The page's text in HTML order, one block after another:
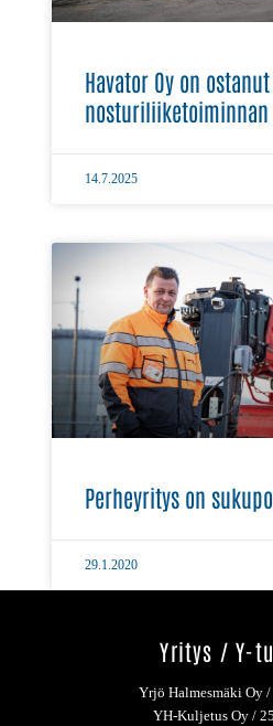
Havator Oy on
nosturiliiketoiminnan
14.7.2025
Perheyritys on
29.1.2020
Yritys / Y-
Yrjö Halmesmäki Oy
YH-Kuljetus Oy /